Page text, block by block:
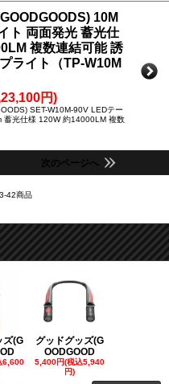
10M
ト 両面発光 蓄光仕
複数連結可能 誘
ライト（TP-W10M
円)
SET-W10M-90V LEDテー
蓄光仕様 120W 約14000LM 複数
次のページへ
42商品
ズ(G
6,600
グッドグッズ(G
OODGOOD
5,400円(税込5,940
円)